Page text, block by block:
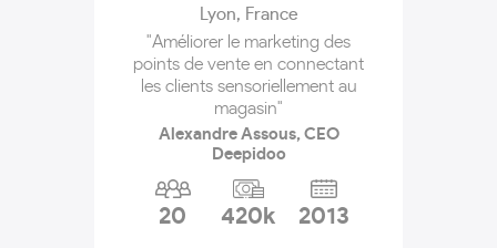
Lyon, France
"Améliorer le marketing des
points de vente en connectant
les clients sensoriellement au
magasin"
Alexandre Assous, CEO
Deepidoo
20 420k 2013